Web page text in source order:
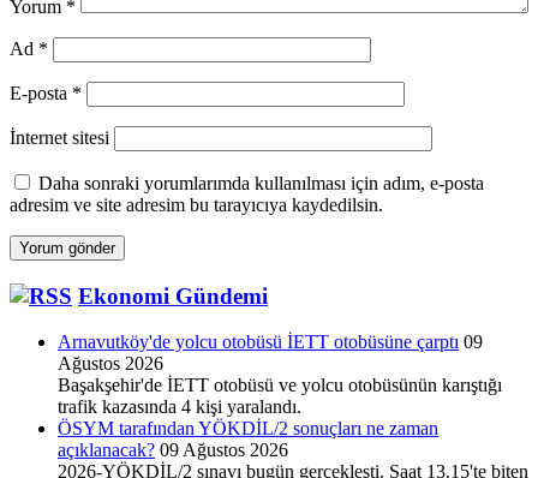
Yorum *
Ad *
E-posta *
İnternet sitesi
Daha sonraki yorumlarımda kullanılması için adım, e-posta
adresim ve site adresim bu tarayıcıya kaydedilsin.
Ekonomi Gündemi
Arnavutköy'de yolcu otobüsü İETT otobüsüne çarptı 09
Ağustos 2026
Başakşehir'de İETT otobüsü ve yolcu otobüsünün karıştığı
trafik kazasında 4 kişi yaralandı.
ÖSYM tarafından YÖKDİL/2 sonuçları ne zaman
açıklanacak? 09 Ağustos 2026
2026-YÖKDİL/2 sınavı bugün gerçekleşti. Saat 13.15'te biten